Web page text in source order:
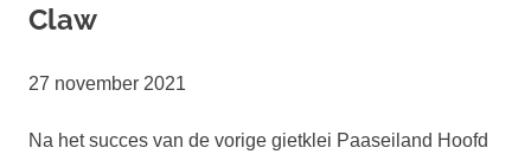
Claw
27 november 2021
Na het succes van de vorige gietklei Paaseiland Hoofd